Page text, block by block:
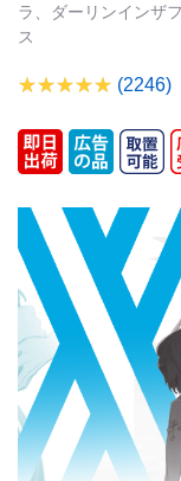
ラ、ダーリンインザ
ス
(2246)